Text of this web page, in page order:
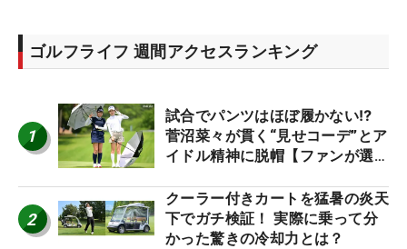
ゴルフライフ 週間アクセスランキング
1
試合でパンツはほぼ履かない⁉
菅沼菜々が貫く“見せコーデ”とア
イドル精神に脱帽【ファンが選ぶ
2
クーラー付きカートを猛暑の炎天
下でガチ検証！ 実際に乗って分
かった驚きの冷却力とは？